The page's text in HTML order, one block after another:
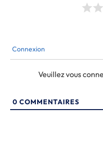
Connexion
Veuillez vous
0 COMMENTAIRES